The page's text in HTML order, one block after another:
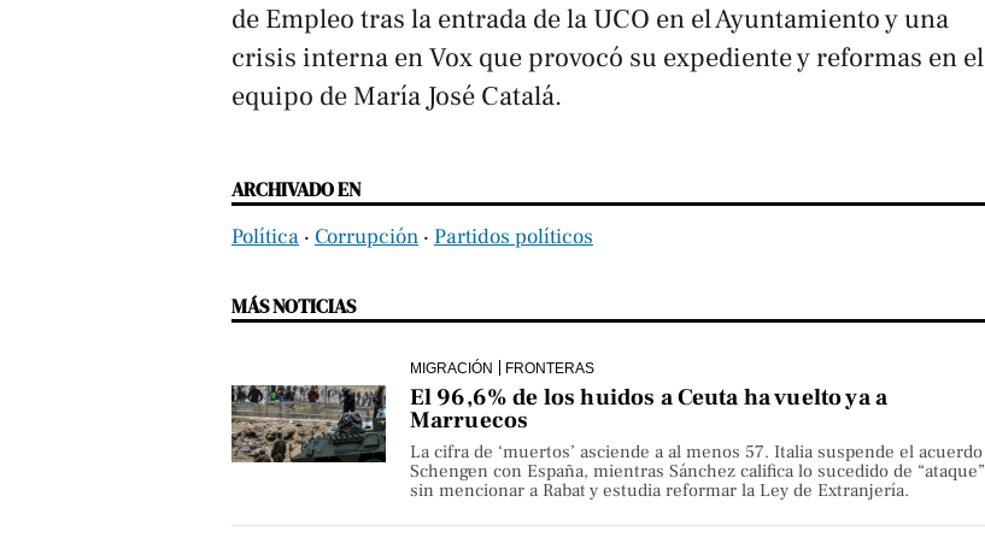
de Empleo tras la entrada de la UCO en el Ayuntamiento y una
crisis interna en Vox que provocó su expediente y reformas en el
equipo de María José Catalá.
ARCHIVADO EN
Política ‧ Corrupción ‧ Partidos políticos
MÁS NOTICIAS
MIGRACIÓN FRONTERAS
El 96,6% de los huidos a Ceuta ha vuelto ya a
Marruecos
La cifra de ‘muertos’ asciende a al menos 57. Italia suspende el acuerdo
Schengen con España, mientras Sánchez califica lo sucedido de “ataque”
sin mencionar a Rabat y estudia reformar la Ley de Extranjería.